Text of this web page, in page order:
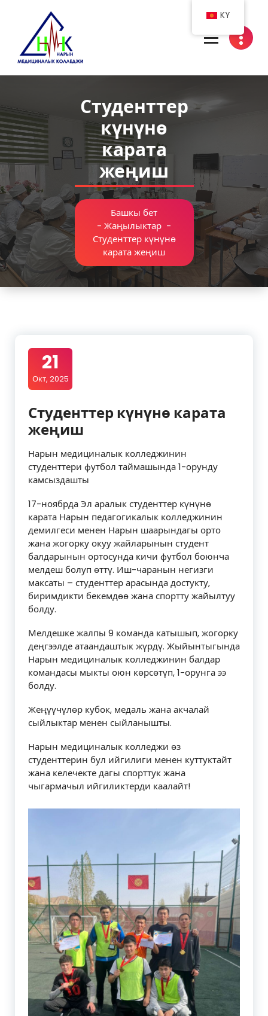
content
Студенттер
күнүнө
карата
жеңиш
Башкы бет
- Жаңылыктар -
Студенттер күнүнө
карата жеңиш
21
Окт, 2025
Студенттер күнүнө карата
жеңиш
Нарын медициналык колледжинин
студенттери футбол таймашында 1-орунду
камсыздашты
17-ноябрда Эл аралык студенттер күнүнө
карата Нарын педагогикалык колледжинин
демилгеси менен Нарын шаарындагы орто
жана жогорку окуу жайларынын студент
балдарынын ортосунда кичи футбол боюнча
мелдеш болуп өттү. Иш-чаранын негизги
максаты – студенттер арасында достукту,
биримдикти бекемдөө жана спортту жайылтуу
болду.
Мелдешке жалпы 9 команда катышып, жогорку
деңгээлде атаандаштык жүрдү. Жыйынтыгында
Нарын медициналык колледжинин балдар
командасы мыкты оюн көрсөтүп, 1-орунга ээ
болду.
Жеңүүчүлөр кубок, медаль жана акчалай
сыйлыктар менен сыйланышты.
Нарын медициналык колледжи өз
студенттерин бул ийгилиги менен куттуктайт
жана келечекте дагы спорттук жана
чыгармачыл ийгиликтерди каалайт!
KY